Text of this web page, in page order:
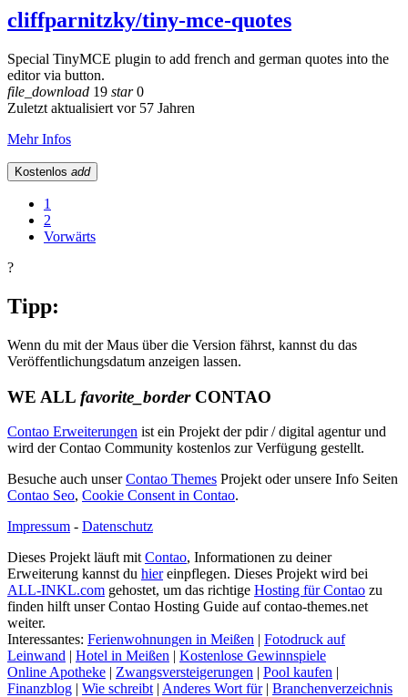
cliffparnitzky/tiny-mce-quotes
Special TinyMCE plugin to add french and german quotes into the
editor via button.
file_download 19 star0
Zuletzt aktualisiert vor 57 Jahren
Mehr Infos
Kostenlos add
1
2
Vorwärts
?
Tipp:
Wenn du mit der Maus über die Version fährst, kannst du das
Veröffentlichungsdatum anzeigen lassen.
WE ALL favorite_borderCONTAO
Contao Erweiterungen ist ein Projekt der pdir / digital agentur und
wird der Contao Community kostenlos zur Verfügung gestellt.
Besuche auch unserContao Themes Projekt oder unsere Info Seiten
Contao Seo, Cookie Consent in Contao.
Impressum - Datenschutz
Dieses Projekt läuft mit Contao, Informationen zu deiner
Erweiterung kannst du hiereinpflegen. Dieses Projekt wird bei
ALL-INKL.com gehostet, um das richtige Hosting für Contao zu
finden hilft unser Contao Hosting Guide auf contao-themes.net
weiter.
Interessantes: Ferienwohnungen in Meißen | Fotodruck auf
Leinwand | Hotel in Meißen | Kostenlose Gewinnspiele
Online Apotheke | Zwangsversteigerungen | Pool kaufen |
Finanzblog | Wie schreibt | Anderes Wort für| Branchenverzeichnis